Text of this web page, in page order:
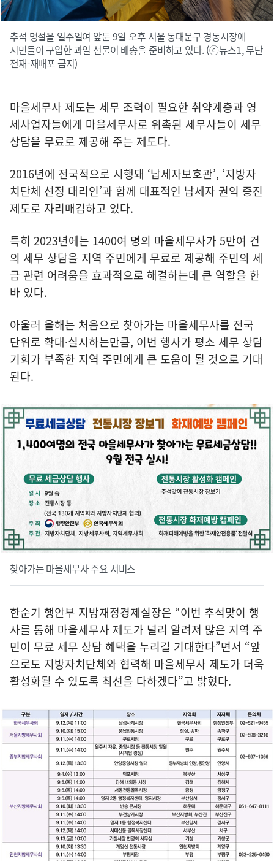
추석 명절을 일주일여 앞둔 9일 오후 서울 동대문구 경동시장에
시민들이 구입한 과일 선물이 배송을 준비하고 있다. (ⓒ뉴스1, 무단
전재-재배포 금지)
마을세무사 제도는 세무 조력이 필요한 취약계층과 영
세사업자들에게 마을세무사로 위촉된 세무사들이 세무
상담을 무료로 제공해 주는 제도다.
2016년에 전국적으로 시행돼 ‘납세자보호관’, ‘지방자
치단체 선정 대리인’과 함께 대표적인 납세자 권익 증진
제도로 자리매김하고 있다.
특히 2023년에는 1400여 명의 마을세무사가 5만여 건
의 세무 상담을 지역 주민에게 무료로 제공해 주민의 세
금 관련 어려움을 효과적으로 해결하는데 큰 역할을 한
바 있다.
아울러 올해는 처음으로 찾아가는 마을세무사를 전국
단위로 확대·실시하는만큼, 이번 행사가 평소 세무 상담
기회가 부족한 지역 주민에게 큰 도움이 될 것으로 기대
된다.
찾아가는 마을세무사 주요 서비스
한순기 행안부 지방재정경제실장은 “이번 추석맞이 행
사를 통해 마을세무사 제도가 널리 알려져 많은 지역 주
민이 무료 세무 상담 혜택을 누리길 기대한다”면서 “앞
으로도 지방자치단체와 협력해 마을세무사 제도가 더욱
활성화될 수 있도록 최선을 다하겠다”고 밝혔다.